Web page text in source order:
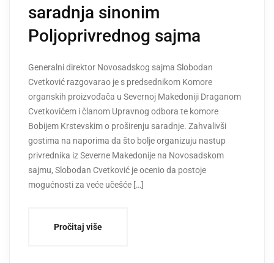
saradnja sinonim
Poljoprivrednog sajma
Generalni direktor Novosadskog sajma Slobodan
Cvetković razgovarao je s predsednikom Komore
organskih proizvođača u Severnoj Makedoniji Draganom
Cvetkovićem i članom Upravnog odbora te komore
Bobijem Krstevskim o proširenju saradnje. Zahvalivši
gostima na naporima da što bolje organizuju nastup
privrednika iz Severne Makedonije na Novosadskom
sajmu, Slobodan Cvetković je ocenio da postoje
mogućnosti za veće učešće […]
Pročitaj više